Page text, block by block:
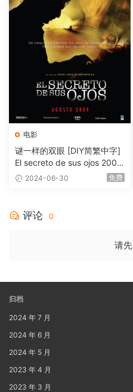
电影
谜一样的双眼 [DIY简繁中字]
El secreto de sus ojos 2009
1080p Blu-ray AVC DTS-HD
2024-06-30 免费
评论 0
请先
归档
2024 年 7 月
2024 年 6 月
2024 年 5 月
2023 年 4 月
2023 年 3 月